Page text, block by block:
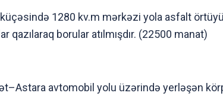
1280 kv.m mərkəzi yola asfalt
borular atılmışdır. (22500 manat)
avtomobil yolu üzərində yerləşən